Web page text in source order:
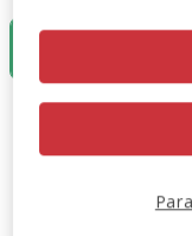
Gris